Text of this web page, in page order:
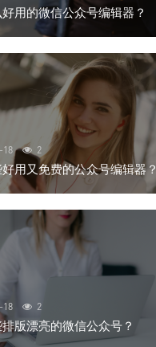
用的微信公众号编辑器？
18 2
用又免费的公众号编辑器？
18 2
版漂亮的微信公众号？